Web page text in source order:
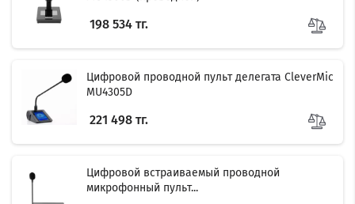
198 534 тг.
Цифровой проводной пульт делегата CleverMic
MU4305D
221 498 тг.
Цифровой встраиваемый проводной
микрофонный пульт...